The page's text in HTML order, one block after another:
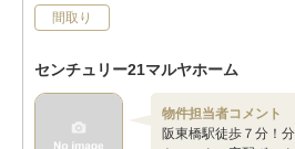
間取り
センチュリー21マルヤホーム
物件担当者コメント
阪東橋駅徒歩７分！